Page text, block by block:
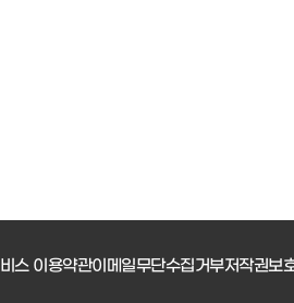
스 이용약관이메일무단수집거부저작권보